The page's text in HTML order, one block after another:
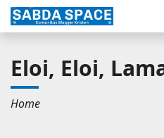
Eloi, Eloi,
Home